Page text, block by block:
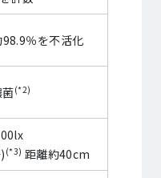
％を不活化
(*2)
) (*3) 距離約40cm